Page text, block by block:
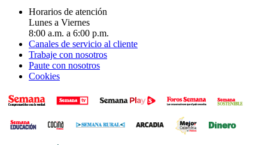
Horarios de atención
Lunes a Viernes
8:00 a.m. a 6:00 p.m.
Canales de servicio al cliente
Trabaje con nosotros
Paute con nosotros
Cookies